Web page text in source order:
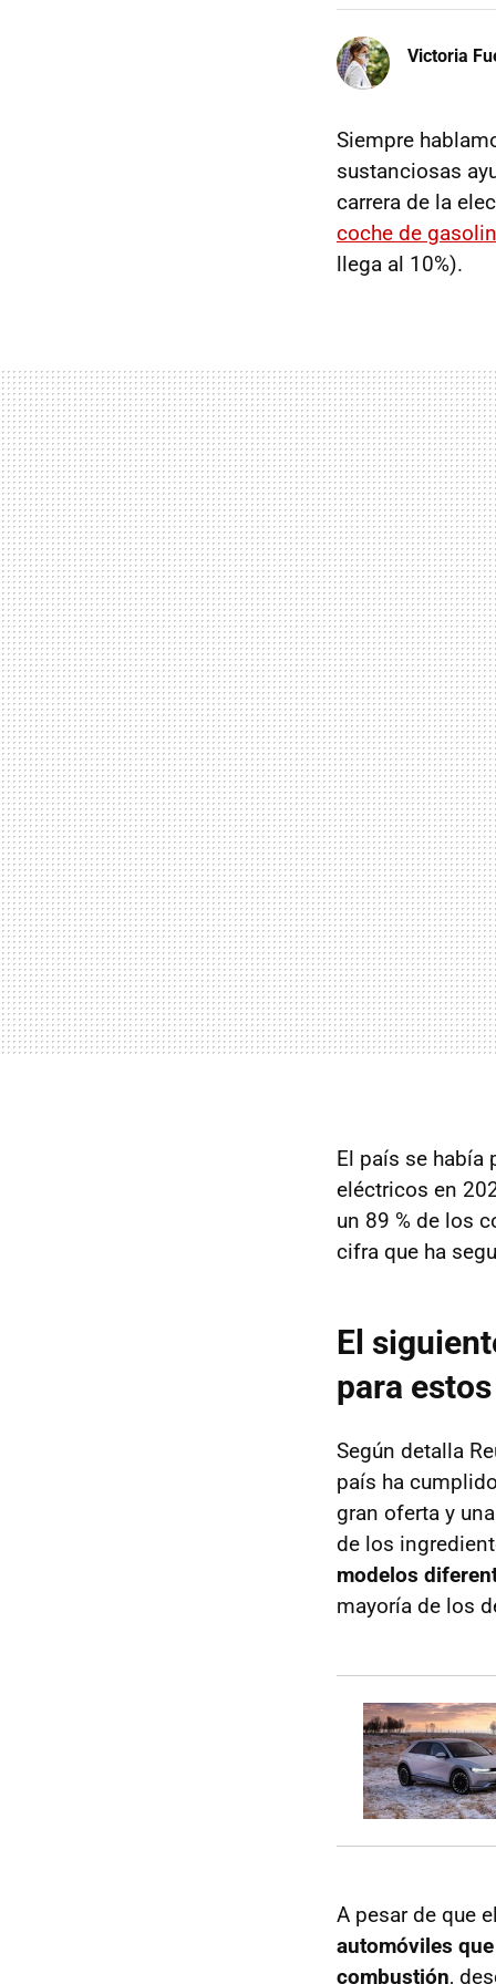
Victoria
Siempre
sustanciosas
carrera de la
coche de
llega al 10%).
El país se había
eléctricos en
un 89 % de los
cifra que ha
El
para
Según detalla
país ha
gran oferta y
de los
modelos
mayoría de los
A pesar de que
automóviles
combustión,